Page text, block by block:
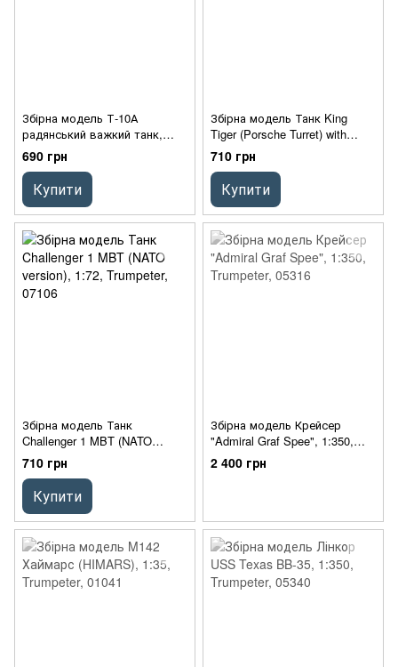
Збірна модель Т-10А
радянський важкий танк,
1:72, Trumpeter, 07153
690 грн
Купити
Збірна модель Танк King
Tiger (Porsche Turret) with
105mm kwk L/68, 1:72,
Trumpeter, 07161
710 грн
Купити
Збірна модель Танк
Challenger 1 MBT (NATO
version), 1:72, Trumpeter,
07106
710 грн
Купити
Збірна модель Крейсер
"Admiral Graf Spee", 1:350,
Trumpeter, 05316
2 400 грн